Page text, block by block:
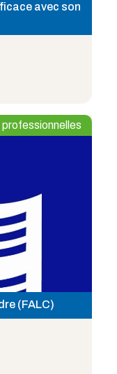
avec son
(FALC)